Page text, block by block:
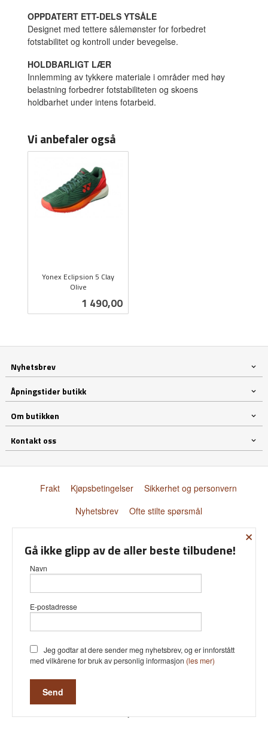
OPPDATERT ETT-DELS YTSÅLE
Designet med tettere sålemønster for forbedret
fotstabilitet og kontroll under bevegelse.
HOLDBARLIGT LÆR
Innlemming av tykkere materiale i områder med høy
belastning forbedrer fotstabiliteten og skoens
holdbarhet under intens fotarbeid.
Vi anbefaler også
Yonex Eclipsion 5 Clay
Olive
Pris
1 490,00
Nyhetsbrev
Åpningstider butikk
Om butikken
Kontakt oss
Frakt Kjøpsbetingelser
Sikkerhet og personvern
Nyhetsbrev
Ofte stilte spørsmål
Vår nettbutikk bruker cookies slik at
bruker cookies hovedsaklig til å lagre
innloggingsdetaljer og huske hva du
Fortsett å bruke siden som normalt
×
Gå ikke glipp av de aller beste tilbudene!
Navn
E-postadresse
Jeg godtar at dere sender meg nyhetsbrev, og er innforstått
med vilkårene for bruk av personlig informasjon (les mer)